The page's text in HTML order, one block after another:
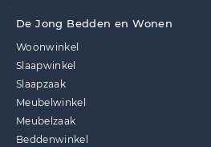
De Jong Bedden en Wonen
Woonwinkel
Slaapwinkel
Slaapzaak
Meubelwinkel
Meubelzaak
Beddenwinkel